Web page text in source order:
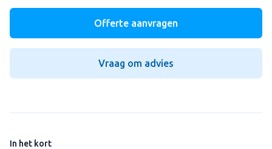
Offerte aanvragen
Vraag om advies
In het kort